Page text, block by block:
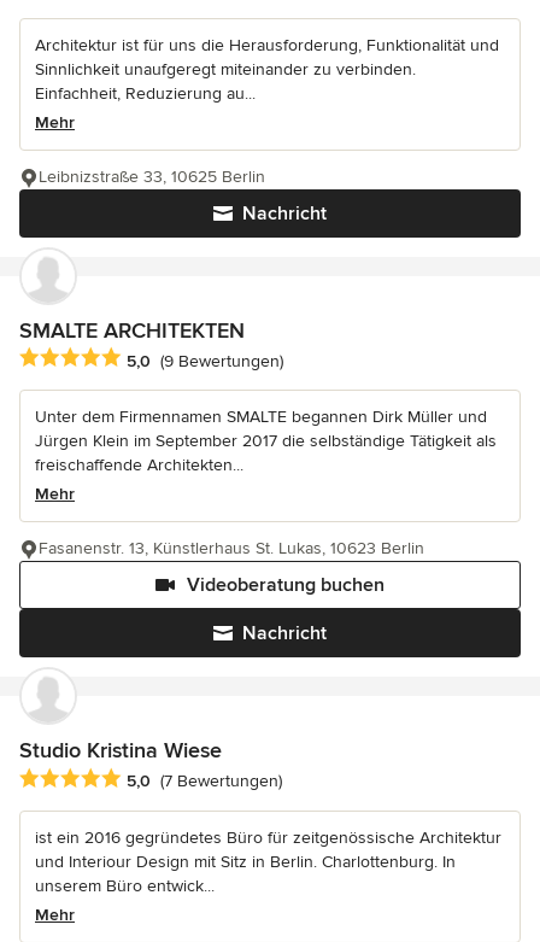
Architektur ist für uns die Herausforderung, Funktionalität und
Sinnlichkeit unaufgeregt miteinander zu verbinden.
Einfachheit, Reduzierung au...
Mehr
Nachricht
Leibnizstraße 33, 10625 Berlin
SMALTE ARCHITEKTEN
Durchschnittliche Bewertung: 5 von 5 Sternen
5,0 (9 Bewertungen)
Unter dem Firmennamen SMALTE begannen Dirk Müller und
Jürgen Klein im September 2017 die selbständige Tätigkeit als
freischaffende Architekten...
Mehr
Nachricht
Videoberatung buchen
Fasanenstr. 13, Künstlerhaus St. Lukas, 10623 Berlin
Studio Kristina Wiese
Durchschnittliche Bewertung: 5 von 5 Sternen
5,0 (7 Bewertungen)
ist ein 2016 gegründetes Büro für zeitgenössische Architektur
und Interiour Design mit Sitz in Berlin. Charlottenburg. In
unserem Büro entwick...
Mehr